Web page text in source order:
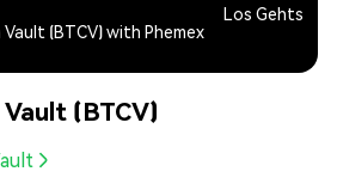
(BTCV) with Phemex
Los Gehts
(BTCV)